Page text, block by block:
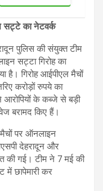
सट्टे का नेटवर्क
पुलिस की संयुक्त टीम
सट्टा गिरोह का
है। गिरोह आईपीएल मैचों
करोड़ों रुपये का
के कब्जे से बड़ी
बरामद किए हैं।
पर ऑनलाइन
देहरादून और
की गई। टीम ने 7 मई की
में छापेमारी कर